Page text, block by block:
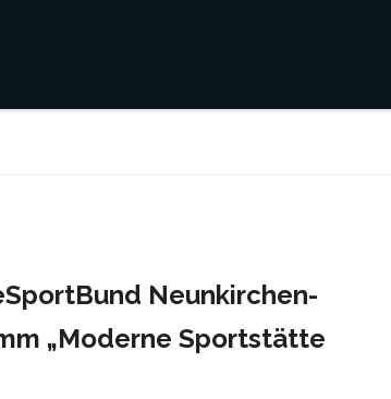
Neunkirchen-
„Moderne Sportstätte